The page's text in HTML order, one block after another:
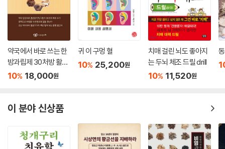
하늘타리
하수오
헛개나무
호두나무
화살나무
황기
참고문헌
약국에서 바로 쓰는 한
방과립제 30처방 활용
법
10% 18,000원
귀 이 구멍 혈
10% 25,200원
치매 걸린 뇌도 좋아지
는 두뇌 체조 드릴 drill
10% 11,520원
이 분야 신상품